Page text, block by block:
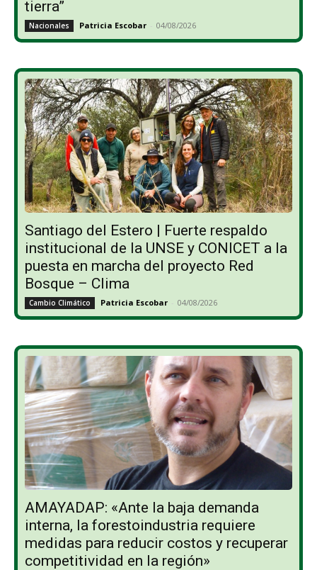
tierra”
Nacionales Patricia Escobar - 04/08/2026
Santiago del Estero | Fuerte respaldo
institucional de la UNSE y CONICET a la
puesta en marcha del proyecto Red
Bosque – Clima
Cambio Climático Patricia Escobar - 04/08/2026
AMAYADAP: «Ante la baja demanda
interna, la forestoindustria requiere
medidas para reducir costos y recuperar
competitividad en la región»